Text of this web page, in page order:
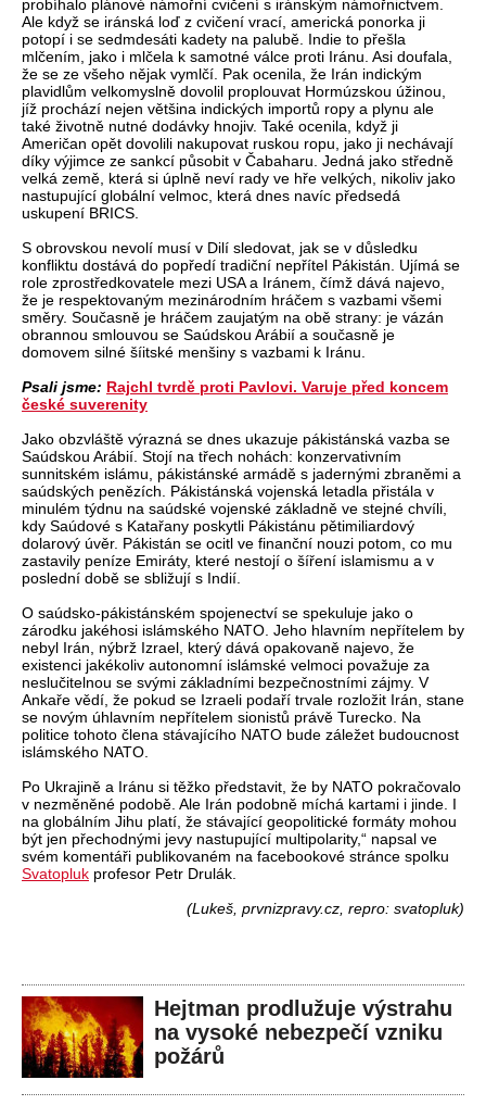
probíhalo plánové námořní cvičení s iránským námořnictvem.
Ale když se iránská loď z cvičení vrací, americká ponorka ji
potopí i se sedmdesáti kadety na palubě. Indie to přešla
mlčením, jako i mlčela k samotné válce proti Iránu. Asi doufala,
že se ze všeho nějak vymlčí. Pak ocenila, že Irán indickým
plavidlům velkomyslně dovolil proplouvat Hormúzskou úžinou,
jíž prochází nejen většina indických importů ropy a plynu ale
také životně nutné dodávky hnojiv. Také ocenila, když ji
Američan opět dovolili nakupovat ruskou ropu, jako ji nechávají
díky výjimce ze sankcí působit v Čabaharu. Jedná jako středně
velká země, která si úplně neví rady ve hře velkých, nikoliv jako
nastupující globální velmoc, která dnes navíc předsedá
uskupení BRICS.
S obrovskou nevolí musí v Dilí sledovat, jak se v důsledku
konfliktu dostává do popředí tradiční nepřítel Pákistán. Ujímá se
role zprostředkovatele mezi USA a Iránem, čímž dává najevo,
že je respektovaným mezinárodním hráčem s vazbami všemi
směry. Současně je hráčem zaujatým na obě strany: je vázán
obrannou smlouvou se Saúdskou Arábií a současně je
domovem silné šíitské menšiny s vazbami k Iránu.
Psali jsme: Rajchl tvrdě proti Pavlovi. Varuje před koncem
české suverenity
Jako obzvláště výrazná se dnes ukazuje pákistánská vazba se
Saúdskou Arábií. Stojí na třech nohách: konzervativním
sunnitském islámu, pákistánské armádě s jadernými zbraněmi a
saúdských penězích. Pákistánská vojenská letadla přistála v
minulém týdnu na saúdské vojenské základně ve stejné chvíli,
kdy Saúdové s Katařany poskytli Pákistánu pětimiliardový
dolarový úvěr. Pákistán se ocitl ve finanční nouzi potom, co mu
zastavily peníze Emiráty, které nestojí o šíření islamismu a v
poslední době se sbližují s Indií.
O saúdsko-pákistánském spojenectví se spekuluje jako o
zárodku jakéhosi islámského NATO. Jeho hlavním nepřítelem by
nebyl Irán, nýbrž Izrael, který dává opakovaně najevo, že
existenci jakékoliv autonomní islámské velmoci považuje za
neslučitelnou se svými základními bezpečnostními zájmy. V
Ankaře vědí, že pokud se Izraeli podaří trvale rozložit Irán, stane
se novým úhlavním nepřítelem sionistů právě Turecko. Na
politice tohoto člena stávajícího NATO bude záležet budoucnost
islámského NATO.
Po Ukrajině a Iránu si těžko představit, že by NATO pokračovalo
v nezměněné podobě. Ale Irán podobně míchá kartami i jinde. I
na globálním Jihu platí, že stávající geopolitické formáty mohou
být jen přechodnými jevy nastupující multipolarity,“ napsal ve
svém komentáři publikovaném na facebookové stránce spolku
Svatopluk profesor Petr Drulák.
(Lukeš, prvnizpravy.cz, repro: svatopluk)
Hejtman prodlužuje výstrahu
na vysoké nebezpečí vzniku
požárů